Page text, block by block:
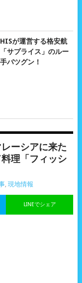
HISが運営する格安航
サプライス」のルー
バツグン！
ーシアに来た
理「フィッシ
, 現地情報
LINEでシェア